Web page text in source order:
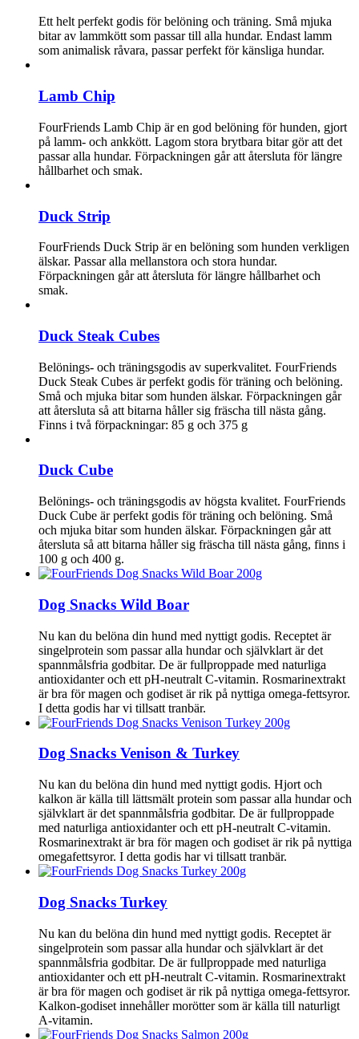
Ett helt perfekt godis för belöning och träning. Små mjuka
bitar av lammkött som passar till alla hundar. Endast lamm
som animalisk råvara, passar perfekt för känsliga hundar.
Lamb Chip
FourFriends Lamb Chip är en god belöning för hunden, gjort
på lamm- och ankkött. Lagom stora brytbara bitar gör att det
passar alla hundar. Förpackningen går att återsluta för längre
hållbarhet och smak.
Duck Strip
FourFriends Duck Strip är en belöning som hunden verkligen
älskar. Passar alla mellanstora och stora hundar.
Förpackningen går att återsluta för längre hållbarhet och
smak.
Duck Steak Cubes
Belönings- och träningsgodis av superkvalitet. FourFriends
Duck Steak Cubes är perfekt godis för träning och belöning.
Små och mjuka bitar som hunden älskar. Förpackningen går
att återsluta så att bitarna håller sig fräscha till nästa gång.
Finns i två förpackningar: 85 g och 375 g
Duck Cube
Belönings- och träningsgodis av högsta kvalitet. FourFriends
Duck Cube är perfekt godis för träning och belöning. Små
och mjuka bitar som hunden älskar. Förpackningen går att
återsluta så att bitarna håller sig fräscha till nästa gång, finns i
100 g och 400 g.
Dog Snacks Wild Boar
Nu kan du belöna din hund med nyttigt godis. Receptet är
singelprotein som passar alla hundar och självklart är det
spannmålsfria godbitar. De är fullproppade med naturliga
antioxidanter och ett pH-neutralt C-vitamin. Rosmarinextrakt
är bra för magen och godiset är rik på nyttiga omega-fettsyror.
I detta godis har vi tillsatt tranbär.
Dog Snacks Venison & Turkey
Nu kan du belöna din hund med nyttigt godis. Hjort och
kalkon är källa till lättsmält protein som passar alla hundar och
självklart är det spannmålsfria godbitar. De är fullproppade
med naturliga antioxidanter och ett pH-neutralt C-vitamin.
Rosmarinextrakt är bra för magen och godiset är rik på nyttiga
omegafettsyror. I detta godis har vi tillsatt tranbär.
Dog Snacks Turkey
Nu kan du belöna din hund med nyttigt godis. Receptet är
singelprotein som passar alla hundar och självklart är det
spannmålsfria godbitar. De är fullproppade med naturliga
antioxidanter och ett pH-neutralt C-vitamin. Rosmarinextrakt
är bra för magen och godiset är rik på nyttiga omega-fettsyror.
Kalkon-godiset innehåller morötter som är källa till naturligt
A-vitamin.